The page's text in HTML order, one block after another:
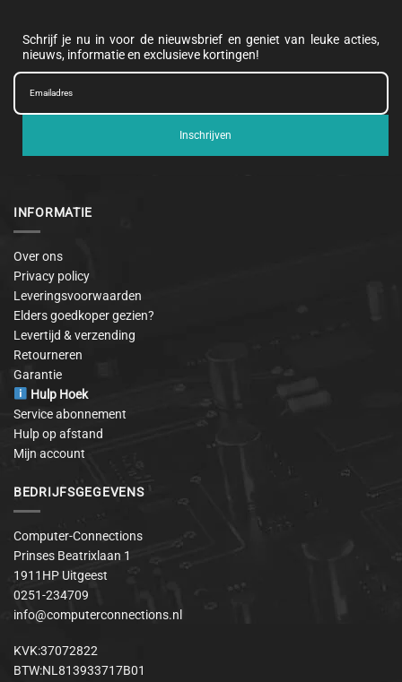
Schrijf je nu in voor de nieuwsbrief en geniet van leuke acties,
nieuws, informatie en exclusieve kortingen!
Inschrijven
INFORMATIE
Over ons
Privacy policy
Leveringsvoorwaarden
Elders goedkoper gezien?
Levertijd & verzending
Retourneren
Garantie
Hulp Hoek
Service abonnement
Hulp op afstand
Mijn account
BEDRIJFSGEGEVENS
Computer-Connections
Prinses Beatrixlaan 1
1911HP Uitgeest
0251-234709
info@computerconnections.nl
KVK:37072822
BTW:NL813933717B01